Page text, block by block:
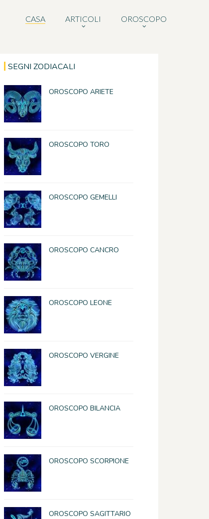
CASA ARTICOLI OROSCOPO
SEGNI ZODIACALI
OROSCOPO ARIETE
OROSCOPO TORO
OROSCOPO GEMELLI
OROSCOPO CANCRO
OROSCOPO LEONE
OROSCOPO VERGINE
OROSCOPO BILANCIA
OROSCOPO SCORPIONE
OROSCOPO SAGITTARIO